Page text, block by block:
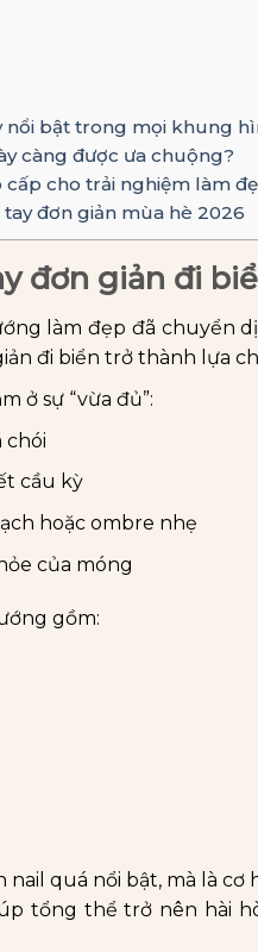
nổi bật trong mọi khung
càng được ưa chuộng?
cấp cho trải nghiệm làm
đơn giản mùa hè 2026
đơn giản đi
làm đẹp đã chuyển
đi biển trở thành lựa
ở sự “vừa đủ”:
chói
cầu kỳ
hoặc ombre nhẹ
của móng
gồm:
quá nổi bật, mà là
tổng thể trở nên hài